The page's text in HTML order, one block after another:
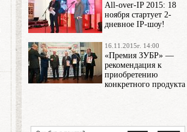
All-over-IP 2015: 18
ноября стартует 2-
дневное IP-шоу!
16.11.2015г. 14:00
«Премия ЗУБР» —
рекомендация к
приобретению
конкретного продукта